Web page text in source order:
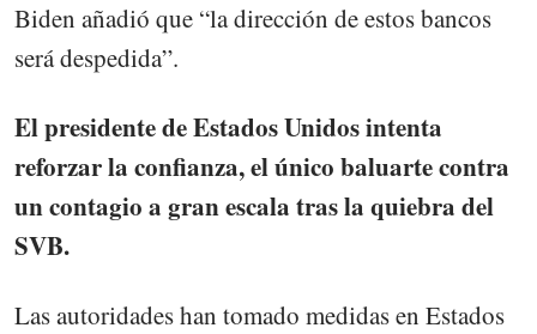
Biden añadió que “la dirección de estos bancos
será despedida”.
El presidente de Estados Unidos intenta
reforzar la confianza, el único baluarte contra
un contagio a gran escala tras la quiebra del
SVB.
Las autoridades han tomado medidas en Estados